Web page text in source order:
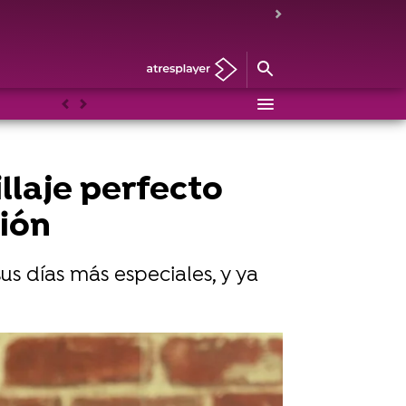
AnteriorSiguiente
perfecto
días más especiales, y ya